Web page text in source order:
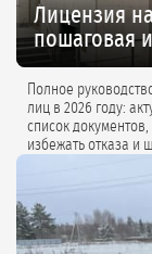
Лицензия
пошаговая
Полное
лиц в 2026 году: актуальные требования
список
избежать отказа и